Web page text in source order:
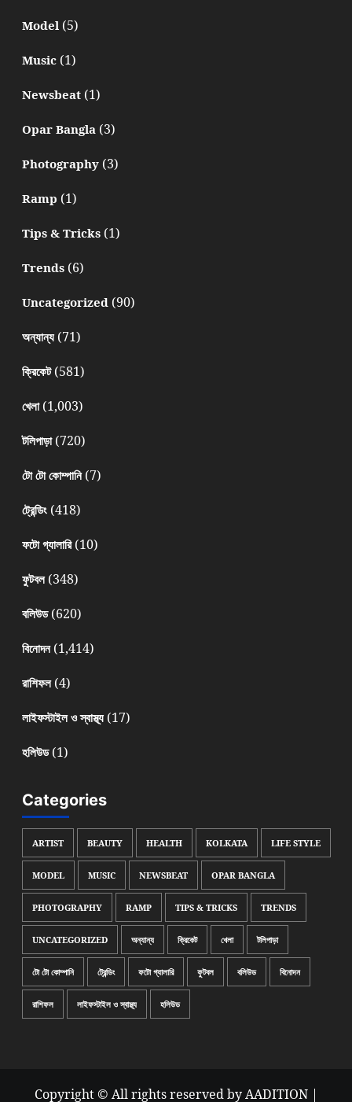
Model(5)
Music(1)
Newsbeat(1)
Opar Bangla(3)
Photography(3)
Ramp (1)
Tips & Tricks(1)
Trends(6)
Uncategorized(90)
অন্যান্য(71)
ক্রিকেট(581)
খেলা(1,003)
টলিপাড়া(720)
টো টো কোম্পানি(7)
ট্রেন্ডিং(418)
ফটো গ্যালারি(10)
ফুটবল(348)
বলিউড(620)
বিনোদন(1,414)
রাশিফল(4)
লাইফস্টাইল ও স্বাস্থ্য(17)
হলিউড(1)
Categories
ARTIST BEAUTY HEALTH KOLKATA LIFE STYLE
MODEL MUSIC NEWSBEAT OPAR BANGLA
PHOTOGRAPHY RAMP TIPS & TRICKS TRENDS
UNCATEGORIZED অন্যান্য ক্রিকেট খেলা টলিপাড়া
টো টো কোম্পানি ট্রেন্ডিং ফটো গ্যালারি ফুটবল বলিউড বিনোদন
রাশিফল লাইফস্টাইল ও স্বাস্থ্য হলিউড
Copyright © All rights reserved by AADITION |